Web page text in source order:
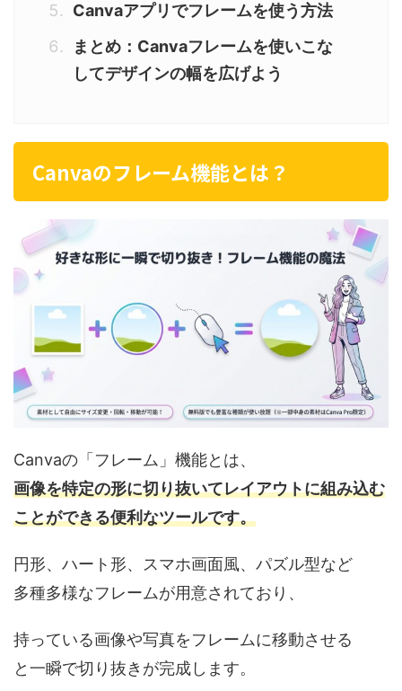
Canvaアプリでフレームを使う方法
まとめ：Canvaフレームを使いこな
してデザインの幅を広げよう
Canvaのフレーム機能とは？
Canvaの「フレーム」機能とは、
画像を特定の形に切り抜いてレイアウトに組み込む
ことができる便利なツールです。
円形、ハート形、スマホ画面風、パズル型など
多種多様なフレームが用意されており、
持っている画像や写真をフレームに移動させる
と一瞬で切り抜きが完成します。